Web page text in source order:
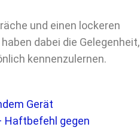
und einen lockeren
dabei die Gelegenheit,
kennenzulernen.
Gerät
Haftbefehl gegen